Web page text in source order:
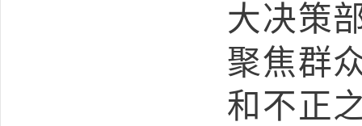
大决策
聚焦群
和不正